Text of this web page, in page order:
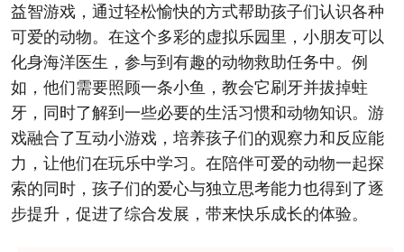
益智游戏，通过轻松愉快的方式帮助孩子们认识各种
可爱的动物。在这个多彩的虚拟乐园里，小朋友可以
化身海洋医生，参与到有趣的动物救助任务中。例
如，他们需要照顾一条小鱼，教会它刷牙并拔掉蛀
牙，同时了解到一些必要的生活习惯和动物知识。游
戏融合了互动小游戏，培养孩子们的观察力和反应能
力，让他们在玩乐中学习。在陪伴可爱的动物一起探
索的同时，孩子们的爱心与独立思考能力也得到了逐
步提升，促进了综合发展，带来快乐成长的体验。